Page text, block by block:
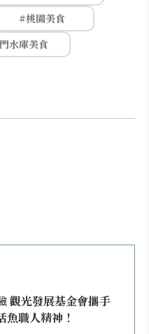
#桃園美食
水庫美食
觀光發展基金會攜手
魚職人精神！